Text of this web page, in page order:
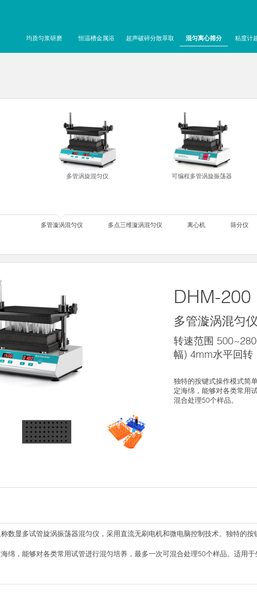
均质匀浆研磨 恒温槽金属浴 超声破碎分散萃取 混匀离心筛分 粘度计
多管涡旋混匀仪 可编程多管涡旋振荡器
多管漩涡混匀仪 多点三维漩涡混匀仪 离心机 筛分仪
DHM-200
多管漩涡混匀仪
转速范围
幅) 4mm水平回转
独特的按键式操作模式简
定海绵，能够对各类常用
混合处理50个样品。
称数显多试管旋涡振荡器混匀仪，采用直流无刷电机和微电脑控制技术。独特的
绵，能够对各类常用试管进行混匀培养，最多一次可混合处理50个样品。适用